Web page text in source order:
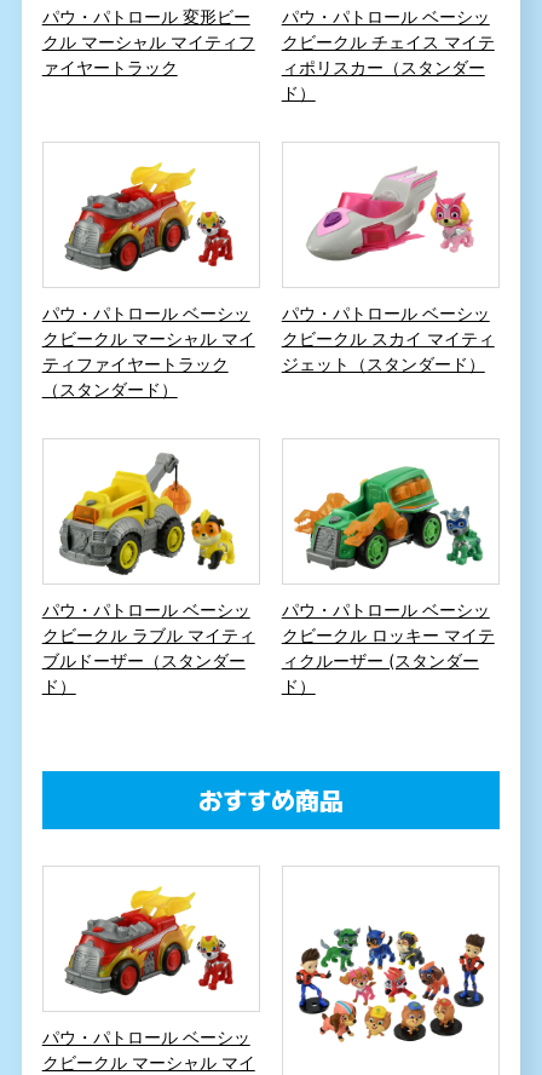
パウ・パトロール 変形ビー
クル マーシャル マイティフ
ァイヤートラック
パウ・パトロール ベーシッ
クビークル チェイス マイテ
ィポリスカー（スタンダー
ド）
パウ・パトロール ベーシッ
クビークル マーシャル マイ
ティファイヤートラック
（スタンダード）
パウ・パトロール ベーシッ
クビークル スカイ マイティ
ジェット（スタンダード）
パウ・パトロール ベーシッ
クビークル ラブル マイティ
ブルドーザー（スタンダー
ド）
パウ・パトロール ベーシッ
クビークル ロッキー マイテ
ィクルーザー (スタンダー
ド）
おすすめ商品
パウ・パトロール ベーシッ
クビークル マーシャル マイ